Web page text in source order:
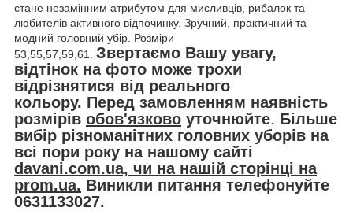
стане незамінним атрибутом для мисливців, рибалок та
любителів активного відпочинку. Зручний, практичний та
модний головний убір. Розміри
53,55,57,59,61. Звертаємо Вашу увагу,
відтінок на фото може трохи
відрізнятися від реального
кольору. Перед замовленням наявність
розмірів обов'язково уточнюйте. Більше
вибір різноманітних головних уборів на
всі пори року на нашому сайті
davani.com.ua, чи на нашій сторінці на
prom.ua. Виникли питання телефонуйте
0631133027.